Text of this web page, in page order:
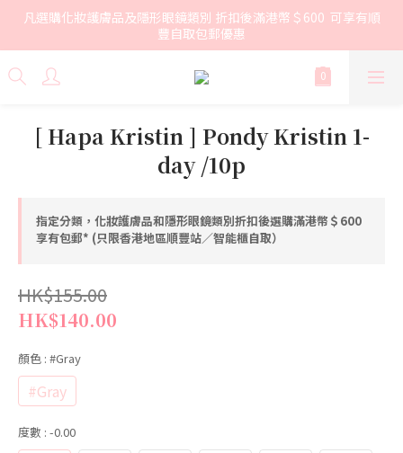
凡選購化妝護膚品及隱形眼鏡類別 折扣後滿港幣＄600  可享有順
豐自取包郵優惠
[ Hapa Kristin ] Pondy Kristin 1-
day /10p
指定分類，化妝護膚品和隱形眼鏡類別折扣後選購滿港幣＄600
享有包郵* (只限香港地區順豐站／智能櫃自取）
HK$155.00
HK$140.00
顏色 : #Gray
#Gray
度數 : -0.00